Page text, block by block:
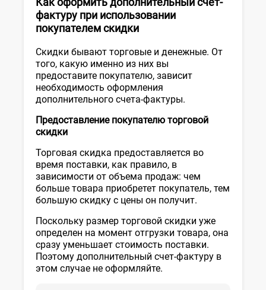
фактуру при использовании
покупателем скидки
Скидки бывают торговые и денежные. От
того, какую именно из них вы
предоставите покупателю, зависит
необходимость оформления
дополнительного счета-фактуры.
Предоставление покупателю торговой
скидки
Торговая скидка предоставляется во
время поставки, как правило, в
зависимости от объема продаж: чем
больше товара приобретет покупатель, тем
большую скидку с цены он получит.
Поскольку размер торговой скидки уже
определен на момент отгрузки товара, она
сразу уменьшает стоимость поставки.
Поэтому дополнительный счет-фактуру в
этом случае не оформляйте.